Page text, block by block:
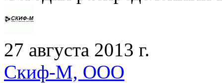
27 августа 2013 г.
Скиф-М, ООО